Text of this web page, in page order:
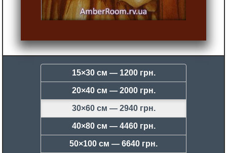
15×30 см — 1200 грн.
20×40 см — 2000 грн.
30×60 см — 2940 грн.
40×80 см — 4460 грн.
50×100 см — 6640 грн.